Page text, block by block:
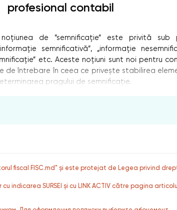
profesional contabil
de ”semnificație” este privită sub
semnificativă”, „informație
etc. Aceste noțiuni sunt noi pentru
de întrebare în ceea ce privește stabilirea
pragului de semnificație.
fiscal FISC.md” și este protejat de Legea privind
indicarea SURSEI și cu LINK ACTIV către pagina